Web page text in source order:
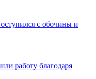
с обочины и
работу благодаря